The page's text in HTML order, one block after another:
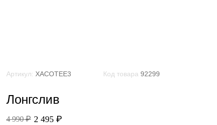
Артикул: XACOTEE3 Код товара 92299
Лонгслив
4 990 ₽ 2 495 ₽